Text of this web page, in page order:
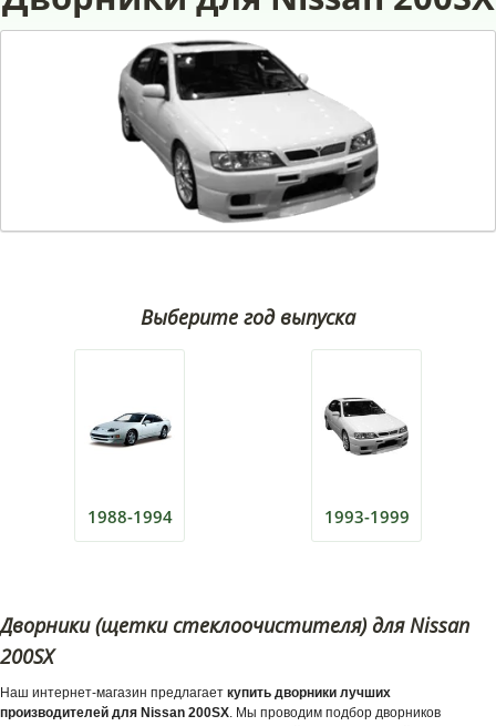
Выберите год выпуска
1988-1994 1993-1999
Дворники (щетки стеклоочистителя) для Nissan
200SX
Наш интернет-магазин предлагает купить дворники лучших
производителей для Nissan 200SX. Мы проводим подбор дворников